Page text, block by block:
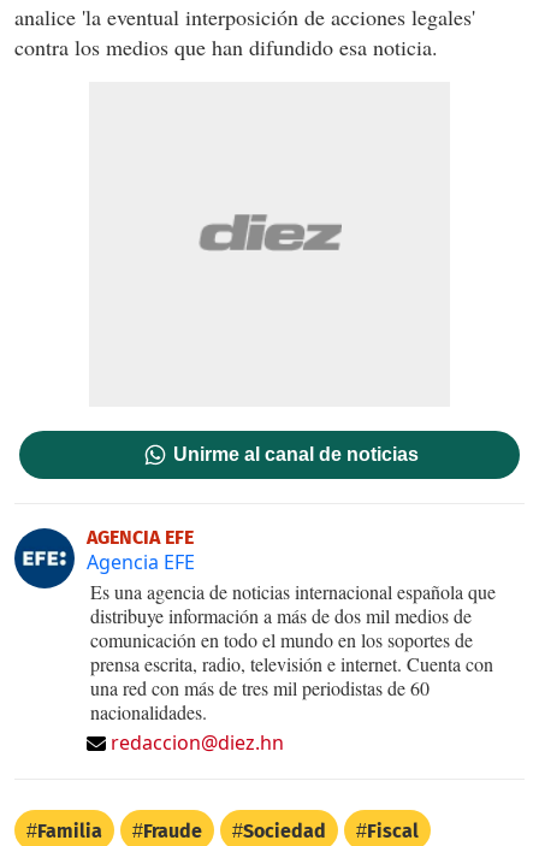
analice 'la eventual interposición de acciones legales'
contra los medios que han difundido esa noticia.
Unirme al canal de noticias
AGENCIA EFE
Agencia EFE
Es una agencia de noticias internacional española que
distribuye información a más de dos mil medios de
comunicación en todo el mundo en los soportes de
prensa escrita, radio, televisión e internet. Cuenta con
una red con más de tres mil periodistas de 60
nacionalidades.
redaccion@diez.hn
Familia Fraude Sociedad Fiscal